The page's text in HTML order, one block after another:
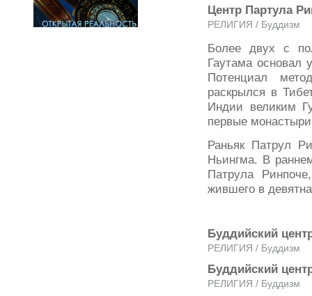
Центр Партула
РЕЛИГИЯ / Буддизм
Более двух с
Гаутама основал
Потенциал
раскрылся в
Индии великим
первые
Раньяк Патрул
Ньингма. В
Патрула
жившего в
Буддийский
РЕЛИГИЯ / Буддизм
Буддийский
РЕЛИГИЯ / Буддизм